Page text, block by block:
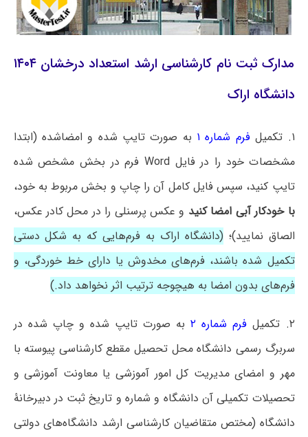
مدارک ثبت نام کارشناسی ارشد استعداد درخشان ۱۴۰۴
دانشگاه اراک
۱. تکمیل فرم شماره ۱
به صورت تایپ شده و امضاشده (ابتدا
مشخصات خود را در فایل Word فرم در بخش مشخص شده
تایپ کنید، سپس فایل کامل آن را چاپ و بخش مربوط به خود،
با خودکار آبی امضا کنید و عکس پرسنلی را در محل کادر عکس،
الصاق نمایید)؛(دانشگاه اراک به فرم‌هایی که به شکل دستی
تکمیل شده باشند، فرم‌های مخدوش یا دارای خط خوردگی، و
فرم‌های بدون امضا به هیچوجه ترتیب اثر نخواهد داد.)
۲. تکمیل فرم شماره ۲
به صورت تایپ شده و چاپ شده در
سربرگ رسمی دانشگاه محل تحصیل مقطع کارشناسی پیوسته با
مهر و امضای مدیریت کل امور آموزشی یا معاونت آموزشی و
تحصیلات تکمیلی آن دانشگاه و شماره و تاریخ ثبت در دبیرخانۀ
دانشگاه (مختص متقاضیان کارشناسی ارشد دانشگاه‌های دولتی